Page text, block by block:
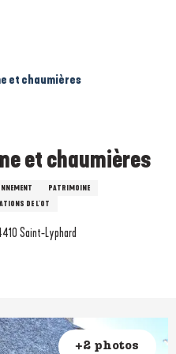
et chaumières
et chaumières
PATRIMOINE
DE L'OT
Saint-Lyphard
+2 photos